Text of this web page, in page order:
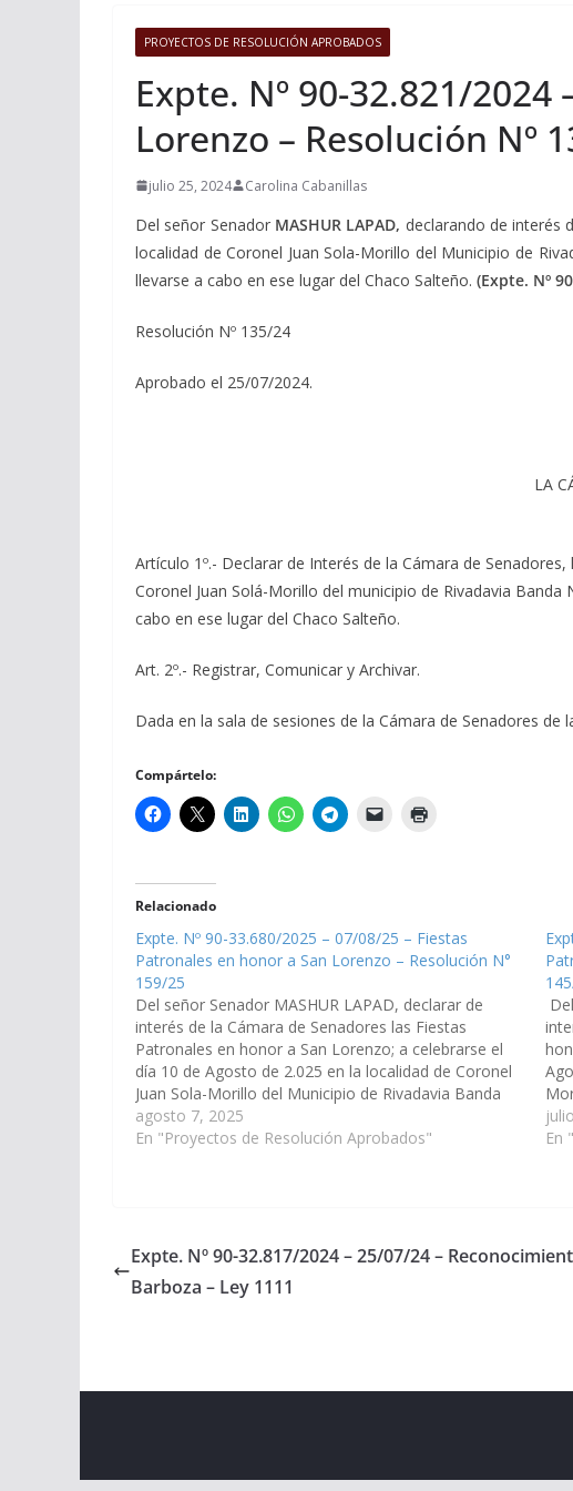
PROYECTOS DE RESOLUCIÓN APROBADOS
Expte. Nº 90-32.821/
Lorenzo – Resolución Nº
julio 25, 2024 Carolina Cabanillas
Del señor Senador MASHUR LAPAD, declarando de interés
localidad de Coronel Juan Sola-Morillo del Municipio de
llevarse a cabo en ese lugar del Chaco Salteño. (Expte. Nº
Resolución Nº 135/24
Aprobado el 25/07/2024.
LA
Artículo 1º.- Declarar de Interés de la Cámara de
Coronel Juan Solá-Morillo del municipio de Rivadavia
cabo en ese lugar del Chaco Salteño.
Art. 2º.- Registrar, Comunicar y Archivar.
Dada en la sala de sesiones de la Cámara de Senadores
Compártelo:
Relacionado
Expte. Nº 90-33.680/2025 – 07/08/25 – Fiestas
Patronales en honor a San Lorenzo – Resolución N°
159/25
Del señor Senador MASHUR LAPAD, declarar de
interés de la Cámara de Senadores las Fiestas
Patronales en honor a San Lorenzo; a celebrarse el
día 10 de Agosto de 2.025 en la localidad de Coronel
Juan Sola-Morillo del Municipio de Rivadavia Banda
Norte, y adherir a todas las actividades sociales,
religiosas,…
agosto 7, 2025
En "Proyectos de Resolución Aprobados"
En
Expte. Nº 90-32.817/2024 – 25/07/24 –
Barboza – Ley 1111